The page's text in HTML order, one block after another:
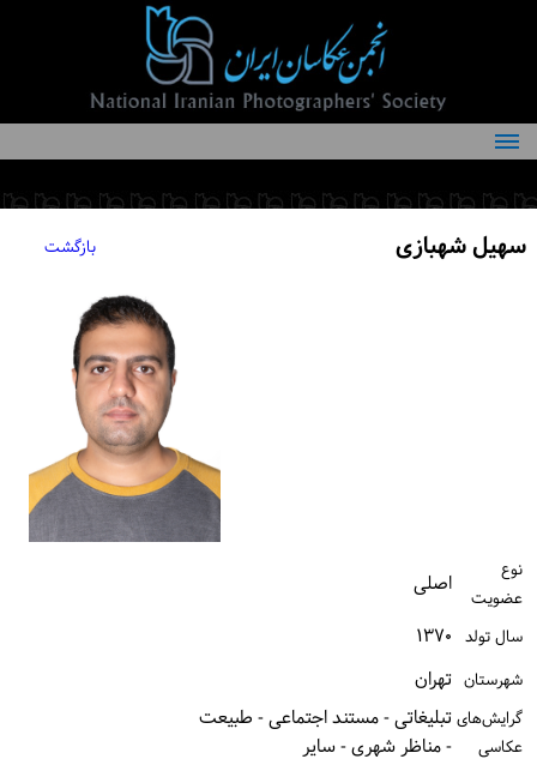
درباره انجمن
کمیته‌های انجمن
سهیل شهبازی بازگشت
نوع
عضویت
اصلی
سال تولد ۱۳۷۰
شهرستان تهران
گرایش‌های
عکاسی
تبلیغاتی - مستند اجتماعی - طبیعت
- مناظر شهری - سایر